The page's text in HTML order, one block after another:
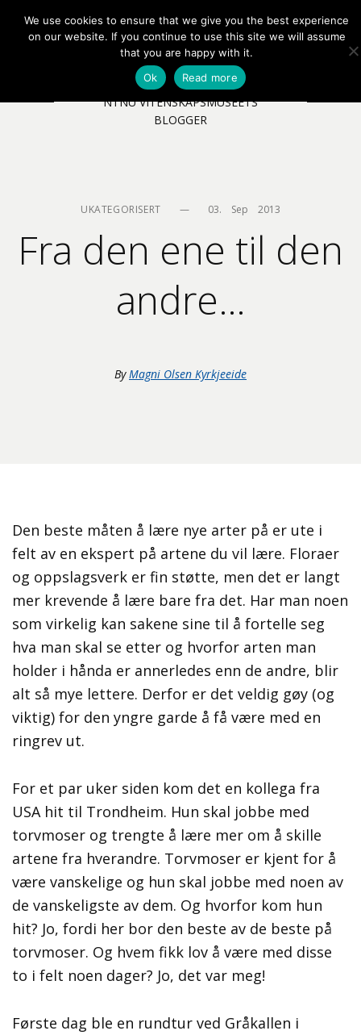
MENY EN NB
NTNU VITENSKAPSMUSEETS
BLOGGER
UKATEGORISERT — 03.    Sep    2013
Fra den ene til den
andre…
By Magni Olsen Kyrkjeeide
Den beste måten å lære nye arter på er ute i
felt av en ekspert på artene du vil lære. Floraer
og oppslagsverk er fin støtte, men det er langt
mer krevende å lære bare fra det. Har man noen
som virkelig kan sakene sine til å fortelle seg
hva man skal se etter og hvorfor arten man
holder i hånda er annerledes enn de andre, blir
alt så mye lettere. Derfor er det veldig gøy (og
viktig) for den yngre garde å få være med en
ringrev ut.
For et par uker siden kom det en kollega fra
USA hit til Trondheim. Hun skal jobbe med
torvmoser og trengte å lære mer om å skille
artene fra hverandre. Torvmoser er kjent for å
være vanskelige og hun skal jobbe med noen av
de vanskeligste av dem. Og hvorfor kom hun
hit? Jo, fordi her bor den beste av de beste på
torvmoser. Og hvem fikk lov å være med disse
to i felt noen dager? Jo, det var meg!
Første dag ble en rundtur ved Gråkallen i
We use cookies to ensure that we give you the best experience
on our website. If you continue to use this site we will assume
that you are happy with it.
Ok
Read more